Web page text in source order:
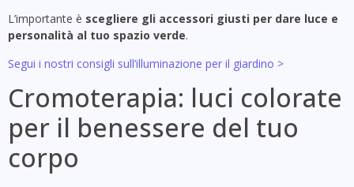
L’importante è scegliere gli accessori giusti per dare luce e
personalità al tuo spazio verde.
Segui i nostri consigli sull’illuminazione per il giardino >
Cromoterapia: luci colorate
per il benessere del tuo
corpo